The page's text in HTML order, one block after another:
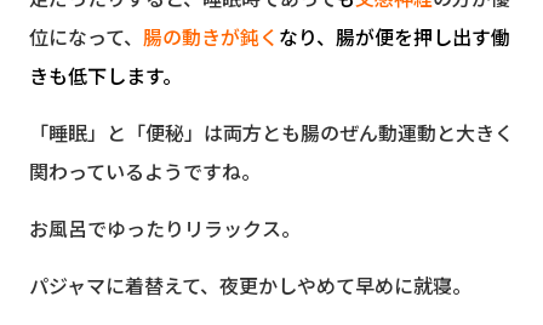
位になって、 腸の動きが鈍く なり、腸が便を押し出す働
きも低下します。
「睡眠」と「便秘」は両方とも腸のぜん動運動と大きく
関わっているようですね。
お風呂でゆったりリラックス。
パジャマに着替えて、夜更かしやめて早めに就寝。